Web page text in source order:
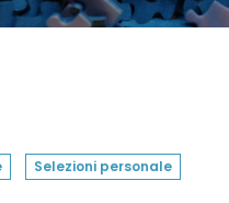
Selezioni personale